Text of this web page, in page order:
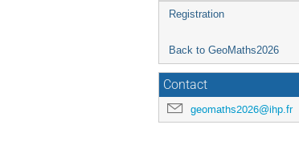
Registration
Back to GeoMaths2026
Contact
geomaths2026@ihp.fr